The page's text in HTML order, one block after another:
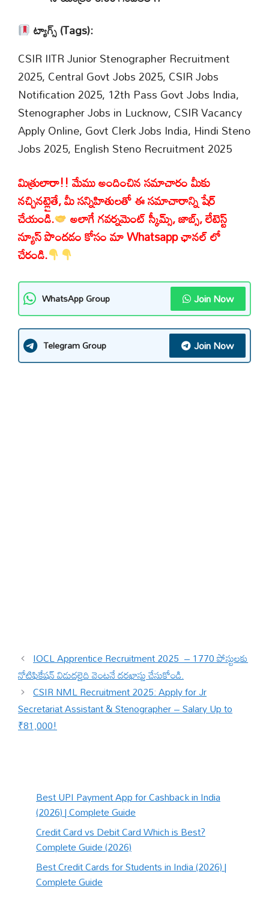
ట్యాగ్స్ (Tags):
CSIR IITR Junior Stenographer Recruitment
2025, Central Govt Jobs 2025, CSIR Jobs
Notification 2025, 12th Pass Govt Jobs India,
Stenographer Jobs in Lucknow, CSIR Vacancy
Apply Online, Govt Clerk Jobs India, Hindi Steno
Jobs 2025, English Steno Recruitment 2025
మిత్రులారా!! మేము అందించిన సమాచారం మీకు
నచ్చినట్లైతే, మీ సన్నిహితులతో ఈ సమాచారాన్ని షేర్
చేయండి.
అలాగే గవర్నమెంట్ స్కీమ్స్, జాబ్స్, లేటెస్ట్
న్యూస్ పొందడం కోసం మా Whatsapp ఛానల్ లో
చేరండి.
WhatsApp Group Join Now
Telegram Group Join Now
IOCL Apprentice Recruitment 2025 – 1770 పోస్టులకు
నోటిఫికేషన్ విడుదలైది వెంటనే దరఖాస్తు చేసుకోండి.
CSIR NML Recruitment 2025: Apply for Jr
Secretariat Assistant & Stenographer – Salary Up to
₹81,000!
Best UPI Payment App for Cashback in India
(2026) | Complete Guide
Credit Card vs Debit Card Which is Best?
Complete Guide (2026)
Best Credit Cards for Students in India (2026) |
Complete Guide